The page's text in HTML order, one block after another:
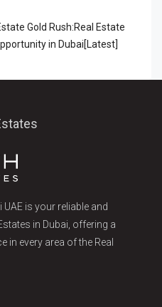
Gold Rush:Real Estate
in Dubai[Latest]
UAE is your reliable and
in Dubai, offering a
in every area of the Real